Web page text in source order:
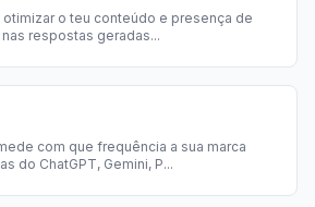
otimizar o teu conteúdo e presença de
respostas geradas...
com que frequência a sua marca
do ChatGPT, Gemini, P...